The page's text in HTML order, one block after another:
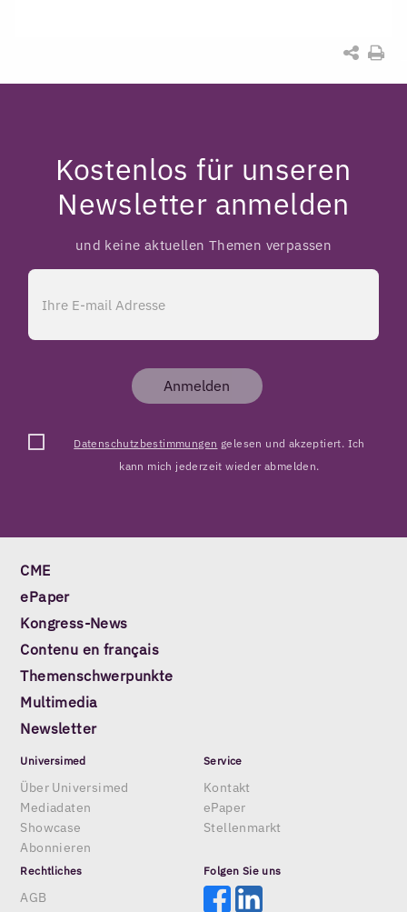
Kostenlos für unseren
Newsletter anmelden
und keine aktuellen Themen verpassen
Anmelden
Datenschutzbestimmungen gelesen und akzeptiert. Ich
kann mich jederzeit wieder abmelden.
CME
ePaper
Kongress-News
Contenu en français
Themenschwerpunkte
Multimedia
Newsletter
Universimed
Über Universimed
Mediadaten
Showcase
Abonnieren
Service
Kontakt
ePaper
Stellenmarkt
Rechtliches
AGB
Folgen Sie uns